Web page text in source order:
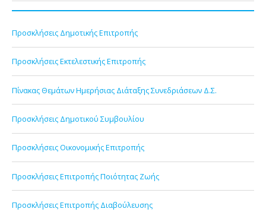
Προσκλήσεις Δημοτικής Επιτροπής
Προσκλήσεις Εκτελεστικής Επιτροπής
Πίνακας Θεμάτων Ημερήσιας Διάταξης Συνεδριάσεων Δ.Σ.
Προσκλήσεις Δημοτικού Συμβουλίου
Προσκλήσεις Οικονομικής Επιτροπής
Προσκλήσεις Επιτροπής Ποιότητας Ζωής
Προσκλήσεις Επιτροπής Διαβούλευσης